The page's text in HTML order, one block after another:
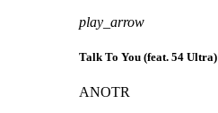
play_arrow
Talk To You (feat. 54 Ultra)
ANOTR